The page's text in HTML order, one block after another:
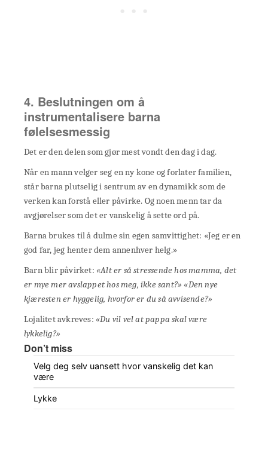
4. Beslutningen om å
instrumentalisere barna
følelsesmessig
Det er den delen som gjør mest vondt den dag i dag.
Når en mann velger seg en ny kone og forlater familien,
står barna plutselig i sentrum av en dynamikk som de
verken kan forstå eller påvirke. Og noen menn tar da
avgjørelser som det er vanskelig å sette ord på.
Barna brukes til å dulme sin egen samvittighet: «Jeg er en
god far, jeg henter dem annenhver helg.»
Barn blir påvirket: «Alt er så stressende hos mamma, det
er mye mer avslappet hos meg, ikke sant?» «Den nye
kjæresten er hyggelig, hvorfor er du så avvisende?»
Lojalitet avkreves: «Du vil vel at pappa skal være
lykkelig?»
Don’t miss
Velg deg selv uansett hvor vanskelig det kan
være
Lykke